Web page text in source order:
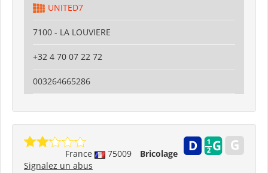
UNITED7
7100 - LA LOUVIERE
+32 4 70 07 22 72
003264665286
France 75009
Bricolage
Signalez un abus